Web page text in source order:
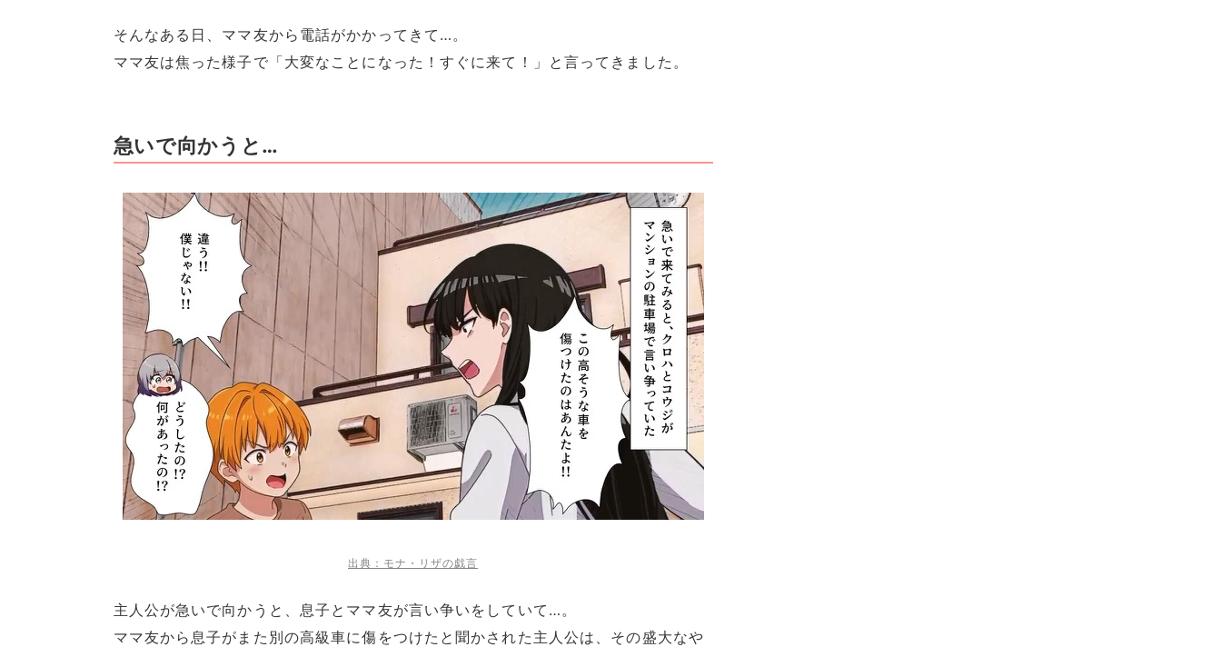
そんなある日、ママ友から電話がかかってきて…。
ママ友は焦った様子で「大変なことになった！すぐに来て！」と言ってきました。
急いで向かうと…
出典：モナ・リザの戯言
主人公が急いで向かうと、息子とママ友が言い争いをしていて…。
ママ友から息子がまた別の高級車に傷をつけたと聞かされた主人公は、その盛大なや